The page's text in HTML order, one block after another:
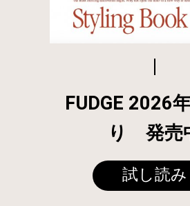
FUDGE 2026
り 発売
試し読み